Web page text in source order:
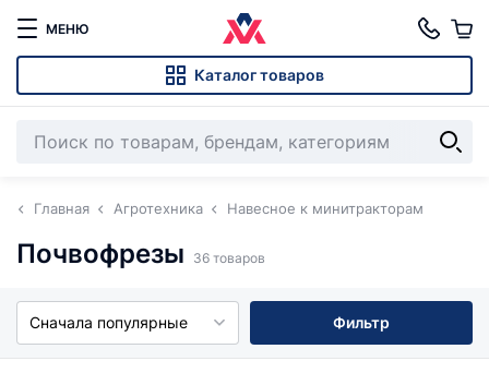
МЕНЮ
Каталог товаров
Главная Агротехника Навесное к минитракторам
Почвофрезы 36 товаров
Сначала популярные Фильтр